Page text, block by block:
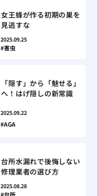
女王蜂が作る初期の巣を
見逃すな
2025.09.25
害虫
「隠す」から「魅せる」
へ！はげ隠しの新常識
2025.09.22
AGA
台所水漏れで後悔しない
修理業者の選び方
2025.08.28